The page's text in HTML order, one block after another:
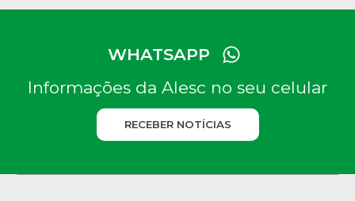
WHATSAPP
Informações da Alesc no seu celular
RECEBER NOTÍCIAS